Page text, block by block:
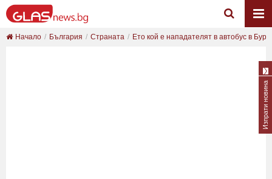
Начало България Страната Ето кой е нападателят в автобус в
Изпрати новина